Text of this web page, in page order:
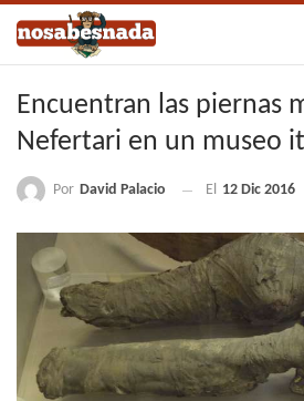
Encuentran las piernas
Nefertari en un museo
Por David Palacio El 12 Dic 2016